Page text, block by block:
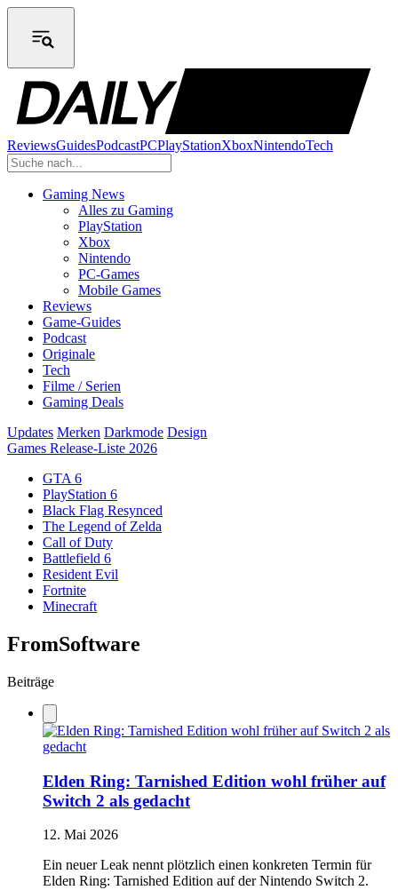
ReviewsGuidesPodcastPCPlayStationXboxNintendoTech
Gaming News
Alles zu Gaming
PlayStation
Xbox
Nintendo
PC-Games
Mobile Games
Reviews
Game-Guides
Podcast
Originale
Tech
Filme / Serien
Gaming Deals
Updates Merken Darkmode Design
Games Release-Liste 2026
GTA 6
PlayStation 6
Black Flag Resynced
The Legend of Zelda
Call of Duty
Battlefield 6
Resident Evil
Fortnite
Minecraft
FromSoftware
Beiträge
Elden Ring: Tarnished Edition wohl früher auf
Switch 2 als gedacht
12. Mai 2026
Ein neuer Leak nennt plötzlich einen konkreten Termin für
Elden Ring: Tarnished Edition auf der Nintendo Switch 2.